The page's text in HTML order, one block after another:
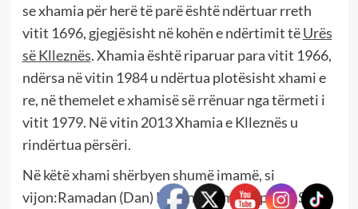
se xhamia për herë të parë është ndërtuar rreth
vitit 1696, gjegjësisht në kohën e ndërtimit tëUrës
sëKlleznës. Xhamia është riparuar para vitit 1966,
ndërsa në vitin 1984 u ndërtua plotësisht xhami e
re, në themelet e xhamisë së rrënuar nga tërmeti i
vitit 1979. Në vitin 2013 Xhamia e Klleznës u
rindërtua përsëri.
Në këtë xhami shërbyen shumë imamë, si
vijon:Ramadan (Dan) Kllezna,Osman Spahiq,Said